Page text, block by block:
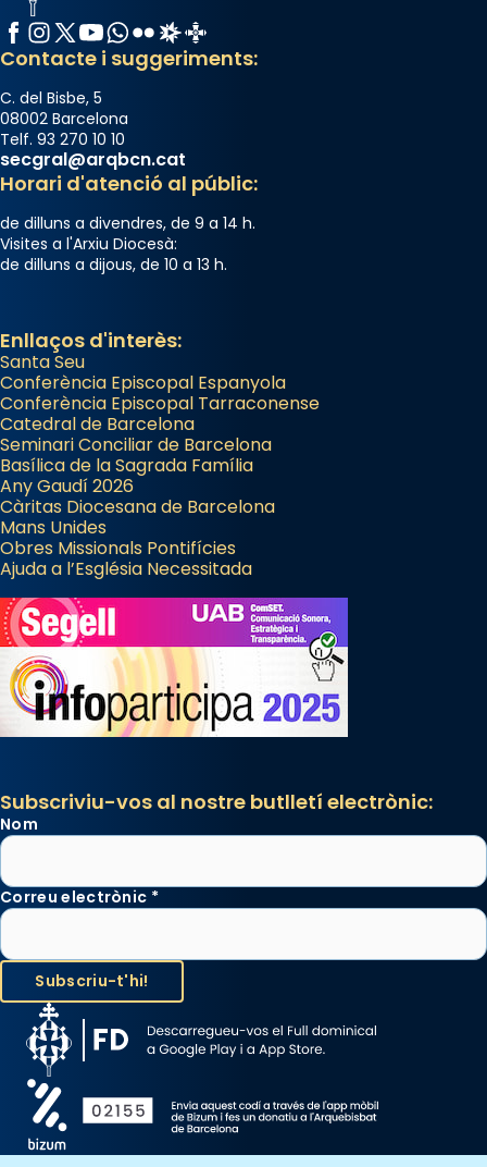
Facebook
Instagram
X / Twitter
YouTube
WhatsApp
FlickrRadio Estel
Catalunya Cristiana
Contacte i suggeriments:
C. del Bisbe, 5
08002 Barcelona
Telf. 93 270 10 10
secgral@arqbcn.cat
Horari d'atenció al públic:
de dilluns a divendres, de 9 a 14 h.
Visites a l'Arxiu Diocesà:
de dilluns a dijous, de 10 a 13 h.
Enllaços d'interès:
Santa Seu
Conferència Episcopal Espanyola
Conferència Episcopal Tarraconense
Catedral de Barcelona
Seminari Conciliar de Barcelona
Basílica de la Sagrada Família
Any Gaudí 2026
Càritas Diocesana de Barcelona
Mans Unides
Obres Missionals Pontifícies
Ajuda a l’Església Necessitada
Subscriviu-vos al nostre butlletí electrònic:
Nom
Correu electrònic *